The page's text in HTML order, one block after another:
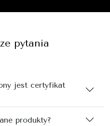
pytania
jest certyfikat
produkty?